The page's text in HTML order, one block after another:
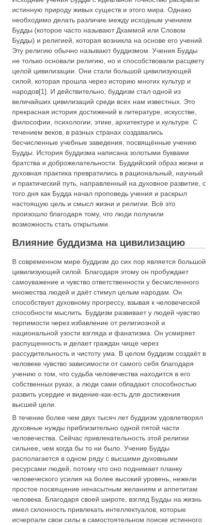
истинную природу живых существ и этого мира. Однако
необходимо делать различие между исходным учением
Будды (которое часто называют Дхаммой или Словом
Будды) и религией, которая возникла на основе его учений.
Эту религию обычно называют буддизмом. Учения Будды
не только основали религию, но и способствовали расцвету
целой цивилизации. Они стали большой цивилизующей
силой, которая прошла через историю многих культур и
народов[1]. И действительно, буддизм стал одной из
величайших цивилизаций среди всех нам известных. Это
прекрасная история достижений в литературе, искусстве,
философии, психологии, этике, архитектуре и культуре. С
течением веков, в разных странах создавались
бесчисленные учебные заведения, посвящённые учению
Будды. История буддизма написана золотыми буквами
братства и доброжелательности. Буддийский образ жизни и
духовная практика превратились в рациональный, научный
и практический путь, направленный на духовное развитие, с
того дня как Будда начал проповедь учения и раскрыл
настоящую цель и смысл жизни и религии. Всё это
произошло благодаря тому, что люди получили
возможность стать открытыми.
Влияние буддизма на цивилизацию
В современном мире буддизм до сих пор является большой
цивилизующей силой. Благодаря этому он пробуждает
самоуважение и чувство ответственности у бесчисленного
множества людей и даёт стимул целым народам. Он
способствует духовному прогрессу, взывая к человеческой
способности мыслить. Буддизм развивает у людей чувство
терпимости через избавление от религиозной и
национальной узости взгляда и фанатизма. Он усмиряет
распущенность и делает граждан чище через
рассудительность и чистоту ума. В целом буддизм создаёт в
человеке чувство зависимости от самого себя благодаря
учению о том, что судьба человечества находится в его
собственных руках, а люди сами обладают способностью
развить усердие и видение-как-есть для достижения
высшей цели.
В течение более чем двух тысяч лет буддизм удовлетворял
духовные нужды приблизительно одной пятой части
человечества. Сейчас привлекательность этой религии
сильнее, чем когда бы то ни было. Учение Будды
располагается в одном ряду с высшими духовными
ресурсами людей, потому что оно поднимает планку
человеческого усилия на более высокий уровень, нежели
простое посвящение ненасытным желаниям и аппетитам
человека. Благодаря своей широте, взгляд Будды на жизнь
имел склонность привлекать интеллектуалов, которые
исчерпали свои силы в самостоятельном поиске истинного